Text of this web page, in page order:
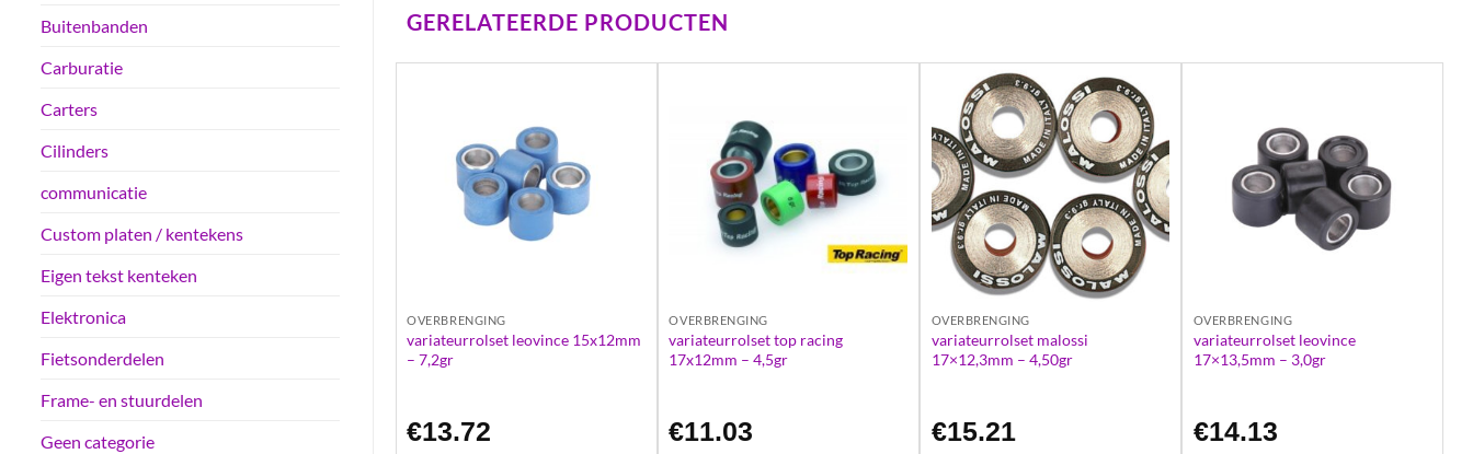
Buitenbanden
Carburatie
Carters
Cilinders
communicatie
Custom platen / kentekens
Eigen tekst kenteken
Elektronica
Fietsonderdelen
Frame- en stuurdelen
Geen categorie
GERELATEERDE PRODUCTEN
OVERBRENGING
variateurrolset leovince 15x12mm
– 7,2gr
€13.72
OVERBRENGING
variateurrolset top racing
17x12mm – 4,5gr
€11.03
OVERBRENGING
variateurrolset malossi
17×12,3mm – 4,50gr
€15.21
OVERBRENGING
variateurrolset leovince
17×13,5mm – 3,0gr
€14.13
overbrenging tandwiel secundair
aprilia piaggio